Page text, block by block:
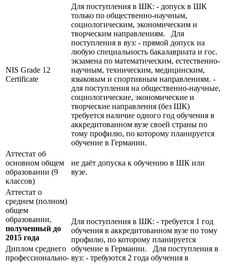
NIS Grade 12
Certificate
Для поступления в ШК: - допуск в ШК
только по общественно-научным,
социологическим, экономическим и
творческим направлениям. Для
поступления в вуз: - прямой допуск на
любую специальность бакалавриата и гос.
экзамена по математическим, естественно-
научным, техническим, медицинским,
языковым и спортивным направлениям. -
для поступления на общественно-научные,
социологические, экономические и
творческие направления (без ШК)
требуется наличие одного год обучения в
аккредитованном вузе своей страны по
тому профилю, по которому планируется
обучение в Германии.
Аттестат об
основном общем
образовании (9
классов)
не даёт допуска к обучению в ШК или
вузе.
Аттестат о
среднем (полном)
общем
образовании,
полученный до
2015 года
Для поступления в ШК: - требуется 1 год
обучения в аккредитованном вузе по тому
профилю, по которому планируется
обучение в Германии. Для поступления в
вуз: - требуются 2 года обучения в
Диплом среднего
профессионально-